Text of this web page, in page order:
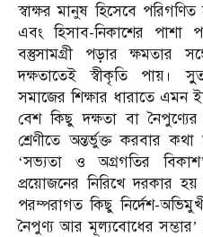
স্বাক্ষর মানুষ হিসেবে
এবং হিসাব-নিকাশের পাশা
বস্তুসামগ্রী পড়ার ক্ষমতার
দক্ষতাতেই স্বীকৃতি পায়।
সমাজের শিক্ষার ধারাতে এমন
বেশ কিছু দক্ষতা বা নৈপুণ্যের
শ্রেণীতে অন্তর্ভুক্ত করবার
‘সভ্যতা ও অগ্রগতির
প্রয়োজনের নিরিখে দরকার হয়
পরম্পরাগত কিছু নির্দেশ-
নৈপুণ্য আর মূল্যবোধের সম্ভার’